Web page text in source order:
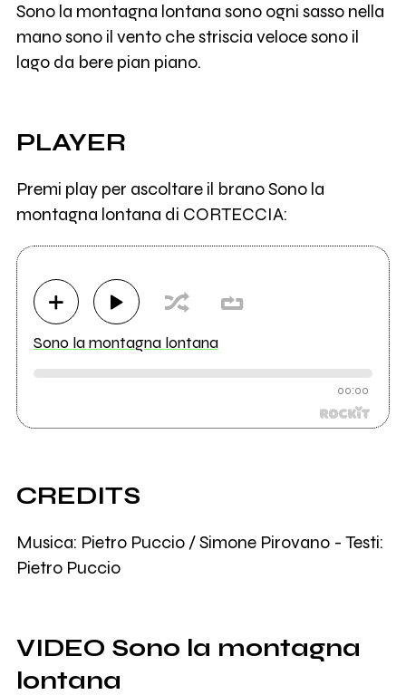
Sono la montagna lontana sono ogni sasso nella
mano sono il vento che striscia veloce sono il
lago da bere pian piano.
PLAYER
Premi play per ascoltare il brano Sono la
montagna lontana di CORTECCIA:
Sono la montagna lontana
00:00
CREDITS
Musica: Pietro Puccio / Simone Pirovano - Testi:
Pietro Puccio
VIDEO Sono la montagna
lontana